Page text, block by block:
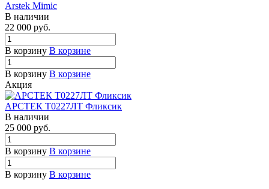
Arstek Mimic
В наличии
22 000 руб.
В корзину В корзине
В корзину В корзине
Акция
АРСТЕК Т0227ЛТ Фликсик
В наличии
25 000 руб.
В корзину В корзине
В корзину В корзине